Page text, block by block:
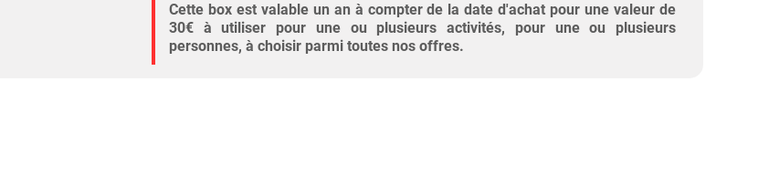
Cette box est valable un an à compter de la date d'achat pour une valeur de
30€ à utiliser pour une ou plusieurs activités, pour une ou plusieurs
personnes, à choisir parmi toutes nos offres.